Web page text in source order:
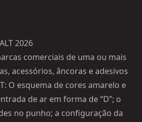
2026
comerciais de uma ou mais
acessórios, âncoras e adesivos
O esquema de cores amarelo e
de ar em forma de “D”; o
no punho; a configuração da